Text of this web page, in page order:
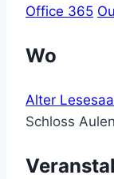
Office 365
Wo
Alter
Schloss